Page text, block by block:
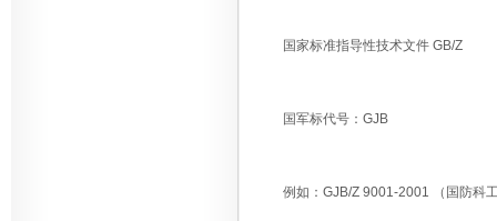
国家标准指导性技术文件 GB/Z
国军标代号：GJB
例如：GJB/Z 9001-2001 （国防科